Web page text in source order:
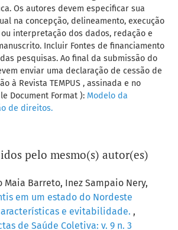
Os autores devem especificar sua
na concepção, delineamento, execução
interpretação dos dados, redação e
Incluir Fontes de financiamento
pesquisas. Ao final da submissão do
enviar uma declaração de cessão de
à Revista TEMPUS , assinada e no
Document Format ): Modelo da
de direitos.
pelo mesmo(s) autor(es)
Maia Barreto, Inez Sampaio Nery,
em um estado do Nordeste
e evitabilidade. ,
de Saúde Coletiva: v. 9 n. 3